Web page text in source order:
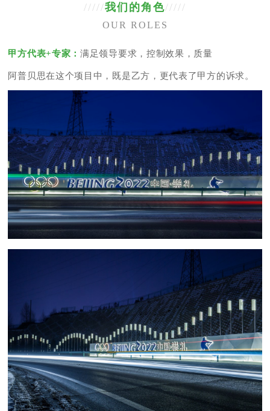
/////我们的角色/////
OUR ROLES
甲方代表+专家：满足领导要求，控制效果，质量
阿普贝思在这个项目中，既是乙方，更代表了甲方的诉求。